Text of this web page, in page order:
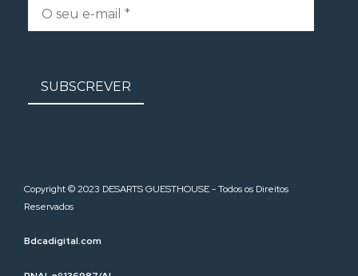
Copyright © 2023 DESARTS GUESTHOUSE - Todos os Direitos
Reservados
Bdcadigital.com